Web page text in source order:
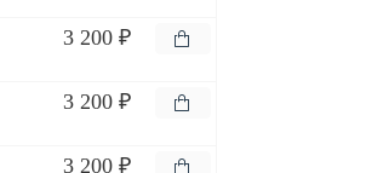
3 200 ₽
3 200 ₽
3 200 ₽